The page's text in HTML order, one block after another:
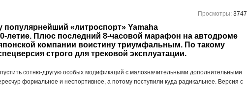
Просмотры: 3747
«литроспорт» Yamaha
летие. Плюс последний 8-часовой марафон на автодроме
компании воистину триумфальным. По такому
строго для трековой эксплуатации.
сотню-другую особых модификаций с малозначительными дополнительными
формальное и неспортивное, а потому поступили куда радикальнее. Версия с